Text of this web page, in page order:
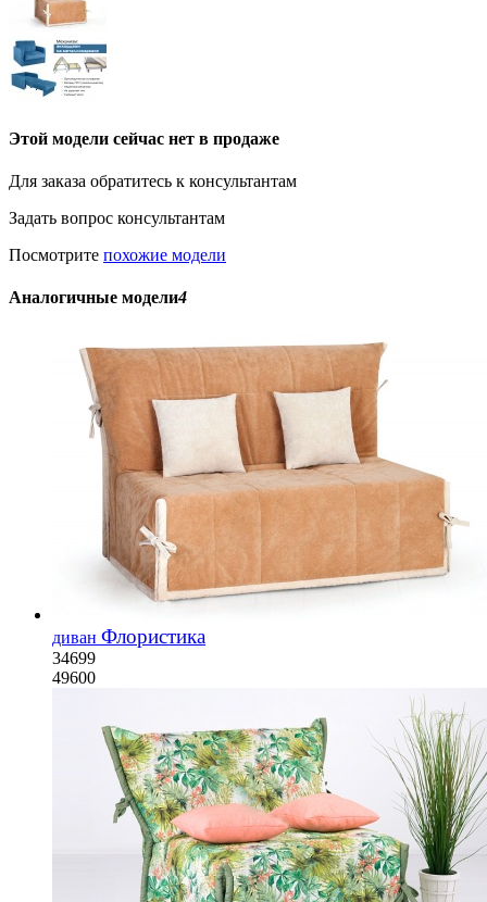
Этой модели сейчас нет в продаже
Для заказа обратитесь к консультантам
Задать вопрос консультантам
Посмотрите похожие модели
Аналогичные модели4
диван Флористика
34699
49600